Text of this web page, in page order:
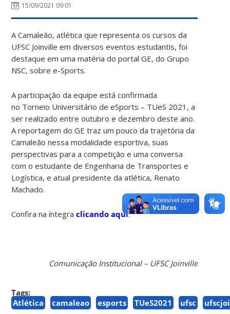
15/09/2021 09:01
A Camaleão, atlética que representa os cursos da
UFSC Joinville em diversos eventos estudantis, foi
destaque em uma matéria do portal GE, do Grupo
NSC, sobre e-Sports.
A participação da equipe está confirmada
no Torneio Universitário de eSports – TUeS 2021, a
ser realizado entre outubro e dezembro deste ano.
A reportagem do GE traz um pouco da trajetória da
Camaleão nessa modalidade esportiva, suas
perspectivas para a competição e uma conversa
com o estudante de Engenharia de Transportes e
Logística, e atual presidente da atlética, Renato
Machado.
Confira na íntegraclicando aqui.
Comunicação Institucional – UFSC Joinville
Tags:
Atlética
camaleao esports TUeS2021 ufsc